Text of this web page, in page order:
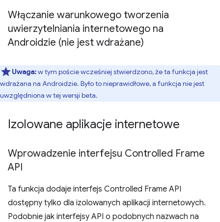
Włączanie warunkowego tworzenia
uwierzytelniania internetowego na
Androidzie (nie jest wdrażane)
Uwaga:w tym poście wcześniej stwierdzono, że ta funkcja jest
wdrażana na Androidzie. Było to nieprawidłowe, a funkcja nie jest
uwzględniona w tej wersji beta.
Izolowane aplikacje internetowe
Wprowadzenie interfejsu Controlled Frame
API
Ta funkcja dodaje interfejs Controlled Frame API
dostępny tylko dla izolowanych aplikacji internetowych.
Podobnie jak interfejsy API o podobnych nazwach na